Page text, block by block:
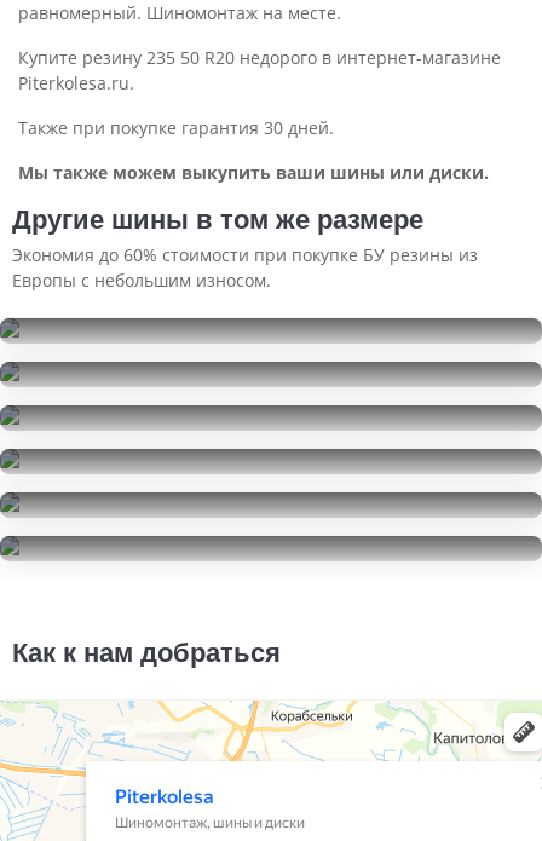
равномерный. Шиномонтаж на месте.
Купите резину 235 50 R20 недорого в интернет-магазине
Piterkolesa.ru.
Также при покупке гарантия 30 дней.
Мы также можем выкупить ваши шины или диски.
Другие шины в том же размере
Экономия до 60% стоимости при покупке БУ резины из
Европы с небольшим износом.
235/50R20
25000
за 4 шт.
235/50R20
8000
за 1 шт.
235/50R20
16000
за 2 шт.
235/50R20
18000
за 2 шт.
235/50R20
Как к нам добраться